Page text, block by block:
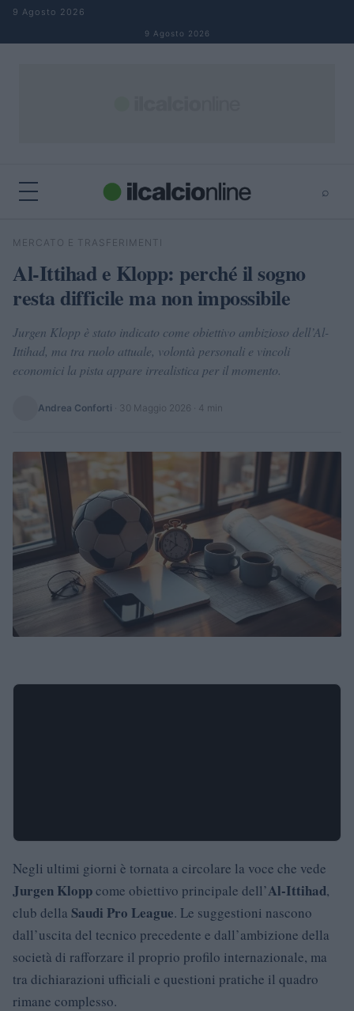
Salta al contenuto
9 Agosto 2026
9 Agosto 2026
⌕
Cerca
MERCATO E TRASFERIMENTI
Al-Ittihad e Klopp: perché il sogno
resta difficile ma non impossibile
Jurgen Klopp è stato indicato come obiettivo ambizioso dell’Al-
Ittihad, ma tra ruolo attuale, volontà personali e vincoli
economici la pista appare irrealistica per il momento.
Andrea Conforti 30 Maggio 2026 · 4 min
Negli ultimi giorni è tornata a circolare la voce che vede
Jurgen Kloppcome obiettivo principale dell’Al-Ittihad,
club della Saudi Pro League. Le suggestioni nascono
dall’uscita del tecnico precedente e dall’ambizione della
società di rafforzare il proprio profilo internazionale, ma
tra dichiarazioni ufficiali e questioni pratiche il quadro
rimane complesso.